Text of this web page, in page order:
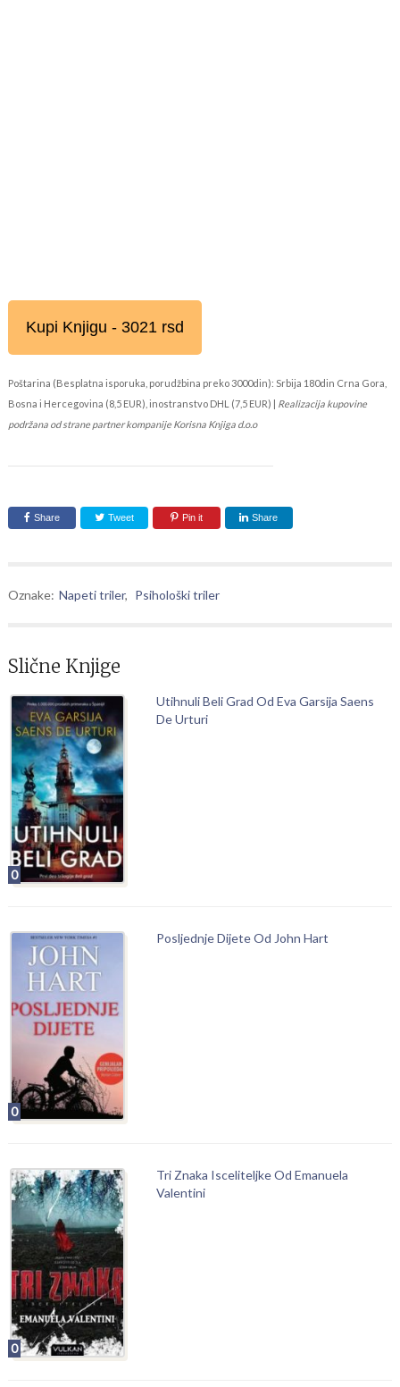
Kupi Knjigu - 3021 rsd
Poštarina (Besplatna isporuka, porudžbina preko 3000din): Srbija 180din Crna Gora,
Bosna i Hercegovina (8,5 EUR), inostranstvo DHL (7,5 EUR) | Realizacija kupovine
podržana od strane partner kompanije Korisna Knjiga d.o.o
Share Tweet Pin it Share
Oznake: Napeti triler, Psihološki triler
Slične Knjige
0
Utihnuli Beli Grad Od Eva Garsija Saens
De Urturi
0
Posljednje Dijete Od John Hart
0
Tri Znaka Isceliteljke Od Emanuela
Valentini